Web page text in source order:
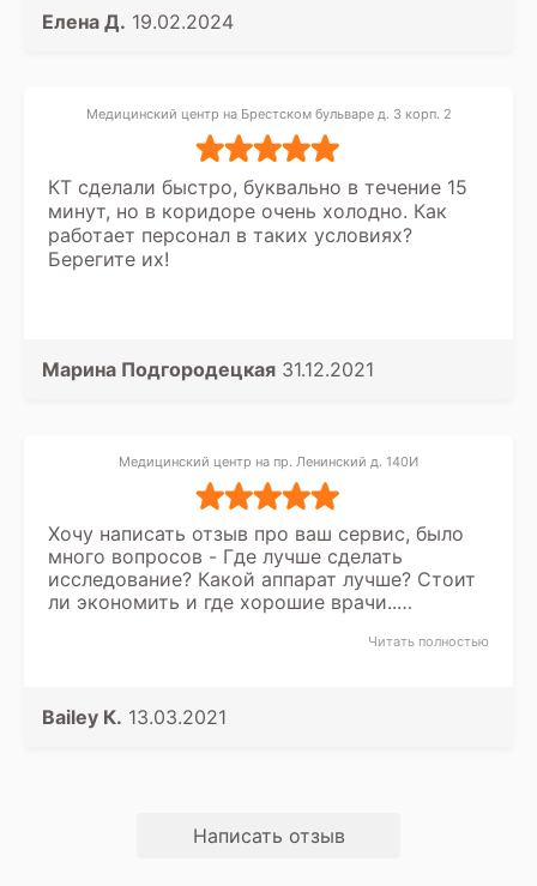
Елена Д. 19.02.2024
Медицинский центр на Брестском бульваре д. 3 корп. 2
КТ сделали быстро, буквально в течение 15
минут, но в коридоре очень холодно. Как
работает персонал в таких условиях?
Берегите их!
Марина Подгородецкая 31.12.2021
Медицинский центр на пр. Ленинский д. 140И
Хочу написать отзыв про ваш сервис, было
много вопросов - Где лучше сделать
исследование? Какой аппарат лучше? Стоит
ли экономить и где хорошие врачи..
терпеливо мне рассказала о центрах,
я остался доволен. С уважением, Валентин.
Читать полностью
Bailey К. 13.03.2021
Написать отзыв